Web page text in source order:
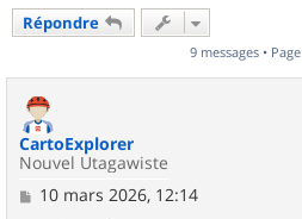
Répondre
9 messages • Page
CartoExplorer
Nouvel Utagawiste
M10 mars 2026, 12:14